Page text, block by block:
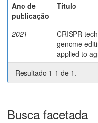
Ano de
publicação
Título
2021
CRISPR
genome
applied to
Resultado 1-1 de 1.
Busca facetada